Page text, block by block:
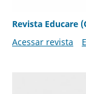
Revista Educare
Acessar revista